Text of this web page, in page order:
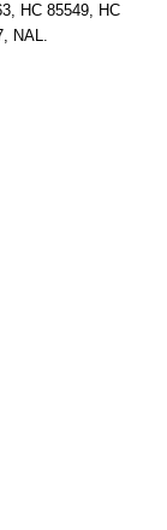
HC 85549, HC
NAL.